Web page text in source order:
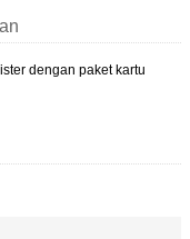
dengan paket kartu